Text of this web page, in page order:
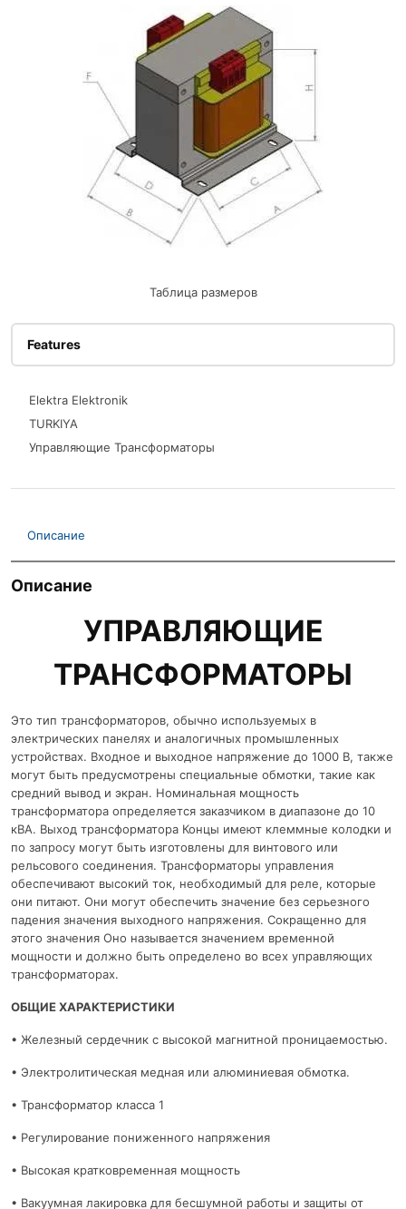
Таблица размеров
Features
Elektra Elektronik
TURKIYA
Управляющие Трансформаторы
Описание
Описание
УПРАВЛЯЮЩИЕ
ТРАНСФОРМАТОРЫ
Это тип трансформаторов, обычно используемых в
электрических панелях и аналогичных промышленных
устройствах. Входное и выходное напряжение до 1000 В, также
могут быть предусмотрены специальные обмотки, такие как
средний вывод и экран. Номинальная мощность
трансформатора определяется заказчиком в диапазоне до 10
кВА. Выход трансформатора Концы имеют клеммные колодки и
по запросу могут быть изготовлены для винтового или
рельсового соединения. Трансформаторы управления
обеспечивают высокий ток, необходимый для реле, которые
они питают. Они могут обеспечить значение без серьезного
падения значения выходного напряжения. Сокращенно для
этого значения Оно называется значением временной
мощности и должно быть определено во всех управляющих
трансформаторах.
ОБЩИЕ ХАРАКТЕРИСТИКИ
• Железный сердечник с высокой магнитной проницаемостью.
• Электролитическая медная или алюминиевая обмотка.
• Трансформатор класса 1
• Регулирование пониженного напряжения
• Высокая кратковременная мощность
• Вакуумная лакировка для бесшумной работы и защиты от